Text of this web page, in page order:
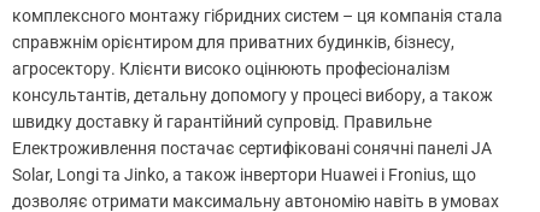
комплексного монтажу гібридних систем – ця компанія стала
справжнім орієнтиром для приватних будинків, бізнесу,
агросектору. Клієнти високо оцінюють професіоналізм
консультантів, детальну допомогу у процесі вибору, а також
швидку доставку й гарантійний супровід. Правильне
Електроживлення постачає сертифіковані сонячні панелі JA
Solar, Longi та Jinko, а також інвертори Huawei і Fronius, що
дозволяє отримати максимальну автономію навіть в умовах